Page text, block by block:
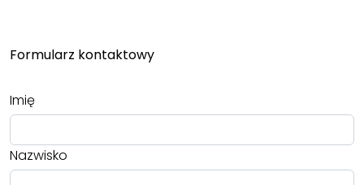
Formularz kontaktowy
Imię
Nazwisko